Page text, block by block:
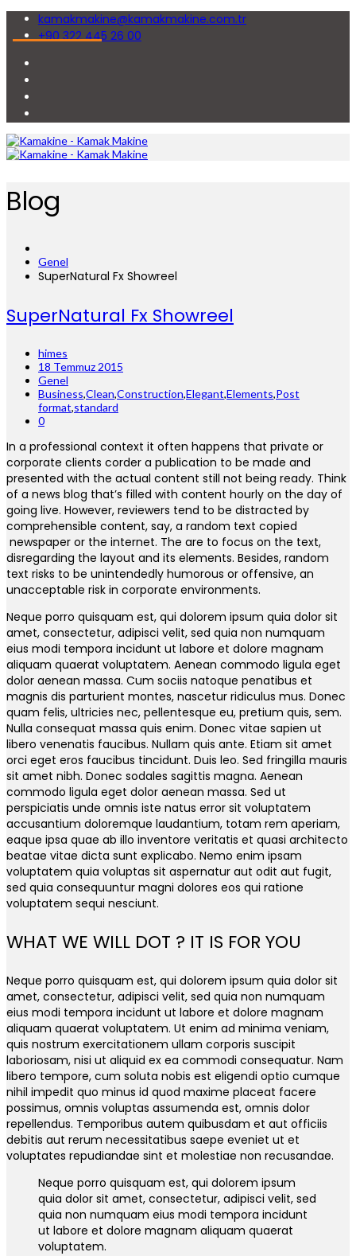
kamakmakine@kamakmakine.com.tr
+90 322 445 26 00
Blog
Genel
SuperNatural Fx Showreel
SuperNatural Fx Showreel
himes
18 Temmuz 2015
Genel
Business,Clean,Construction,Elegant,Elements,Post
format,standard
0
In a professional context it often happens that private or
corporate clients corder a publication to be made and
presented with the actual content still not being ready. Think
of a news blog that’s filled with content hourly on the day of
going live. However, reviewers tend to be distracted by
comprehensible content, say, a random text copied
newspaper or the internet. The are to focus on the text,
disregarding the layout and its elements. Besides, random
text risks to be unintendedly humorous or offensive, an
unacceptable risk in corporate environments.
Neque porro quisquam est, qui dolorem ipsum quia dolor sit
amet, consectetur, adipisci velit, sed quia non numquam
eius modi tempora incidunt ut labore et dolore magnam
aliquam quaerat voluptatem. Aenean commodo ligula eget
dolor aenean massa. Cum sociis natoque penatibus et
magnis dis parturient montes, nascetur ridiculus mus. Donec
quam felis, ultricies nec, pellentesque eu, pretium quis, sem.
Nulla consequat massa quis enim. Donec vitae sapien ut
libero venenatis faucibus. Nullam quis ante. Etiam sit amet
orci eget eros faucibus tincidunt. Duis leo. Sed fringilla mauris
sit amet nibh. Donec sodales sagittis magna. Aenean
commodo ligula eget dolor aenean massa. Sed ut
perspiciatis unde omnis iste natus error sit voluptatem
accusantium doloremque laudantium, totam rem aperiam,
eaque ipsa quae ab illo inventore veritatis et quasi architecto
beatae vitae dicta sunt explicabo. Nemo enim ipsam
voluptatem quia voluptas sit aspernatur aut odit aut fugit,
sed quia consequuntur magni dolores eos qui ratione
voluptatem sequi nesciunt.
WHAT WE WILL DOT ? IT IS FOR YOU
Neque porro quisquam est, qui dolorem ipsum quia dolor sit
amet, consectetur, adipisci velit, sed quia non numquam
eius modi tempora incidunt ut labore et dolore magnam
aliquam quaerat voluptatem. Ut enim ad minima veniam,
quis nostrum exercitationem ullam corporis suscipit
laboriosam, nisi ut aliquid ex ea commodi consequatur. Nam
libero tempore, cum soluta nobis est eligendi optio cumque
nihil impedit quo minus id quod maxime placeat facere
possimus, omnis voluptas assumenda est, omnis dolor
repellendus. Temporibus autem quibusdam et aut officiis
debitis aut rerum necessitatibus saepe eveniet ut et
voluptates repudiandae sint et molestiae non recusandae.
Neque porro quisquam est, qui dolorem ipsum
quia dolor sit amet, consectetur, adipisci velit, sed
quia non numquam eius modi tempora incidunt
ut labore et dolore magnam aliquam quaerat
voluptatem.